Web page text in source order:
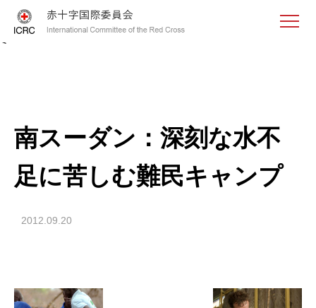
<
南スーダン：深刻な水不
足に苦しむ難民キャンプ
2012.09.20